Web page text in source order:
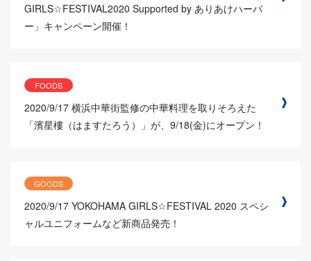
GIRLS☆FESTIVAL2020 Supported by ありあけハーバ
ー」キャンペーン開催！
FOODS
2020/9/17 横浜中華街監修の中華料理を取りそろえた
「濱星樓（はますたろう）」が、9/18(金)にオープン！
GOODS
2020/9/17 YOKOHAMA GIRLS☆FESTIVAL 2020 スペシ
ャルユニフォームなど新商品発売！